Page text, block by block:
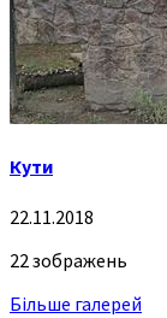
Кути
22.11.2018
22 зображень
Більше галерей